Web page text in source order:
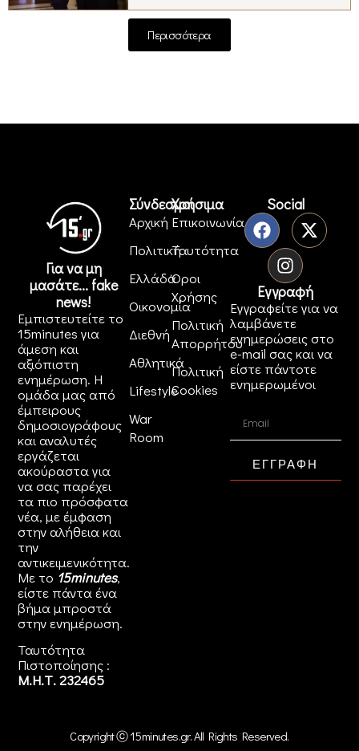
Περισσότερα
Για να μη
μασάτε... fake
news!
Εμπιστευτείτε το
15minutes για
άμεση και
αξιόπιστη
ενημέρωση. Η
ομάδα μας από
έμπειρους
δημοσιογράφους
και αναλυτές
εργάζεται
ακούραστα για
να σας παρέχει
τα πιο πρόσφατα
νέα, με έμφαση
στην αλήθεια και
την
αντικειμενικότητα.
Με το 15minutes,
είστε πάντα ένα
βήμα μπροστά
στηνενημέρωση.
Ταυτότητα
Πιστοποίησης :
Μ.Η.Τ. 232465
Σύνδεσμοι
Αρχική
Πολιτική
Ελλάδα
Οικονομία
Διεθνή
Αθλητικά
Lifestyle
War
Room
Χρήσιμα
Επικοινωνία
Ταυτότητα
Όροι
Χρήσης
Πολιτική
Απορρήτου
Πολιτική
Cookies
Social
Εγγραφή
Εγγραφείτε για να
λαμβάνετε
ενημερώσεις στο
e-mail σας και να
είστε πάντοτε
ενημερωμένοι
ΕΓΓΡΑΦΗ
Copyright ⓒ 15minutes.gr. All Rights Reserved.